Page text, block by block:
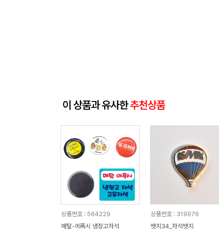
이 상품과 유사한추천상품
상품번호 : 564229
메탈-에폭시 냉장고자석
상품번호 : 319976
뱃지34_자석뱃지